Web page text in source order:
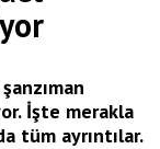
İşte merakla
tüm ayrıntılar.